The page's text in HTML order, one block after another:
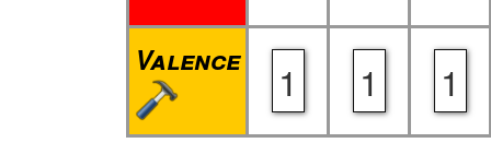
Valence 1 1 1